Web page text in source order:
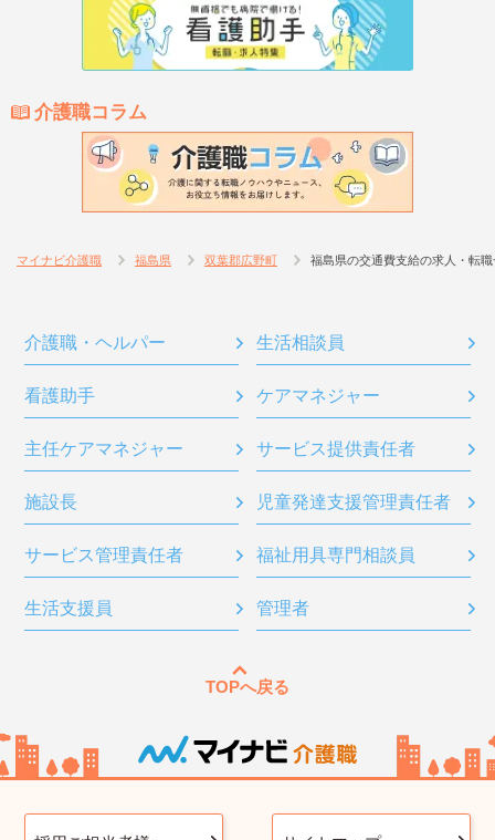
介護職コラム
マイナビ介護職 福島県 双葉郡広野町 福島県の交通費支給の求人・転職
介護職・ヘルパー 生活相談員
看護助手 ケアマネジャー
主任ケアマネジャー サービス提供責任者
施設長 児童発達支援管理責任者
サービス管理責任者 福祉用具専門相談員
生活支援員 管理者
TOPへ戻る